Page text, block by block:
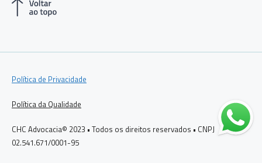
Política de Privacidade
Política da Qualidade
CHC Advocacia© 2023 • Todos os direitos reservados • CNPJ
02.541.671/0001-95